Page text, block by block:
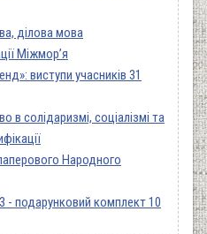
ділова мова
Міжмор’я
виступи учасників 31
в солідаризмі, соціалізмі та
Народного
подарунковий комплект 10